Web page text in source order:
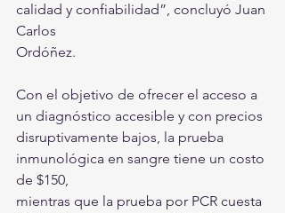
calidad y confiabilidad”, concluyó Juan
Carlos
Ordóñez.
Con el objetivo de ofrecer el acceso a
un diagnóstico accesible y con precios
disruptivamente bajos, la prueba
inmunológica en sangre tiene un costo
de $150,
mientras que la prueba por PCR cuesta